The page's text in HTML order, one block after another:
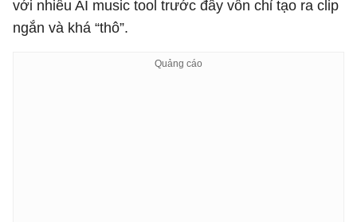
với nhiều AI music tool trước đây vốn chỉ tạo ra clip
ngắn và khá “thô”.